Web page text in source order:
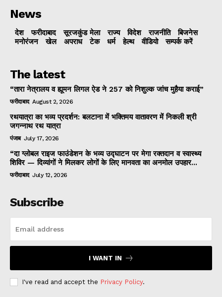
News
देश फरीदाबाद सूरजकुंड मेला राज्‍य विदेश राजनीति
बिजनेस
मनोरंजन
खेल अपराध टेक धर्म हेल्थ वीडियो सम्पर्क करें
The latest
“तारा नेत्रालय व ह्यूमन लिगल ऐड ने 257 को निशुल्क जांच मुहैया कराई”
फरीदाबाद August 2, 2026
रथयात्रा का भव्य प्रदर्शन: बलटाना में भक्तिमय वातावरण में निकली श्री
जगन्नाथ रथ यात्रा
पंजाब July 17, 2026
“दा ग्लोबल राइज फाउंडेशन के भव्य उद्घाटन पर मेगा रक्तदान व स्वास्थ्य
शिविर — दिव्यांगों ने मिलकर लोगों के लिए मानवता का अनमोल उपहार...
फरीदाबाद July 12, 2026
Subscribe
I WANT IN
I've read and accept the Privacy Policy.